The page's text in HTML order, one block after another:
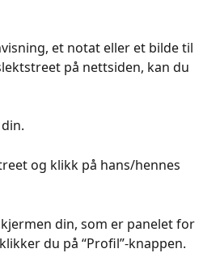
et notat eller et bilde til
på nettsiden, kan du
og klikk på hans/hennes
din, som er panelet for
du på “Profil”-knappen.